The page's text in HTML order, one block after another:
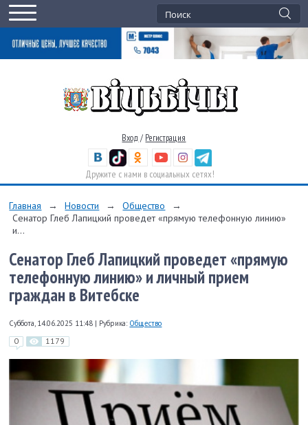
Вход / Регистрация
Дружите с нами в социальных сетях!
Главная → Новости → Общество
→
Сенатор Глеб Лапицкий проведет «прямую телефонную линию»
и...
Сенатор Глеб Лапицкий проведет «прямую
телефонную линию» и личный прием
граждан в Витебске
Суббота, 14.06.2025 11:48 | Рубрика: Общество
0 1179